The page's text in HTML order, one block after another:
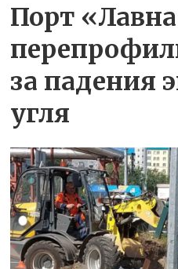
Порт
за падения
угля